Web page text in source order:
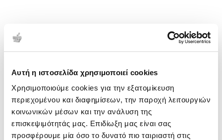
Αυτή η ιστοσελίδα χρησιμοποιεί cookies
Χρησιμοποιούμε cookies για την εξατομίκευση
περιεχομένου και διαφημίσεων, την παροχή λειτουργιών
κοινωνικών μέσων και την ανάλυση της
επισκεψιμότητάς μας. Επιδίωξη μας είναι σας
προσφέρουμε μία όσο το δυνατό πιο ταιριαστή στις